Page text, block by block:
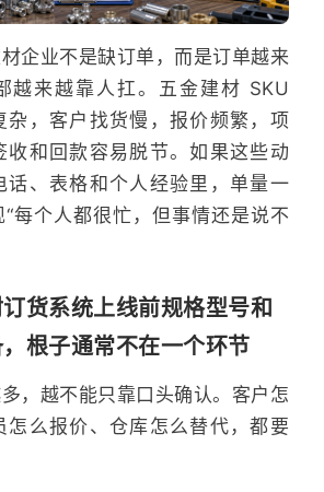
企业不是缺订单，而是订单越来
越来越靠人扛。五金建材 SKU
杂，客户找货慢，报价频繁，项
收和回款容易脱节。如果这些动
话、表格和个人经验里，单量一
“每个人都很忙，但事情还是说不
货系统上线前规格型号和
根子通常不在一个环节
，越不能只靠口头确认。客户怎
怎么报价、仓库怎么替代，都要